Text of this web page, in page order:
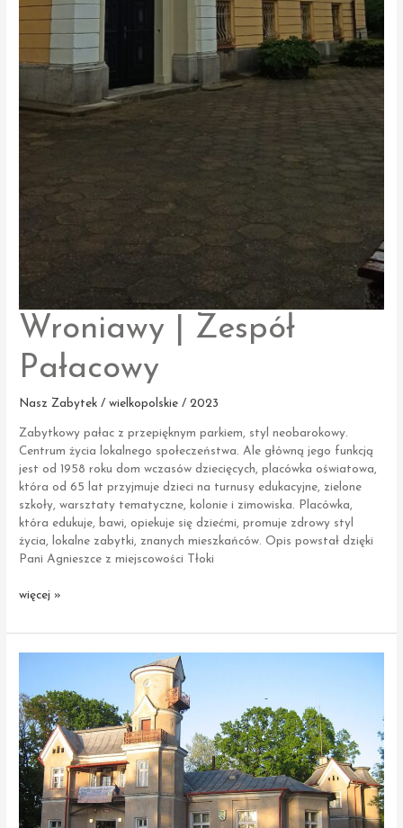
Wroniawy | Zespół
Pałacowy
Nasz Zabytek / wielkopolskie / 2023
Zabytkowy pałac z przepięknym parkiem, styl neobarokowy.
Centrum życia lokalnego społeczeństwa. Ale główną jego funkcją
jest od 1958 roku dom wczasów dziecięcych, placówka oświatowa,
która od 65 lat przyjmuje dzieci na turnusy edukacyjne, zielone
szkoły, warsztaty tematyczne, kolonie i zimowiska. Placówka,
która edukuje, bawi, opiekuje się dziećmi, promuje zdrowy styl
życia, lokalne zabytki, znanych mieszkańców. Opis powstał dzięki
Pani Agnieszce z miejscowości Tłoki
Wroniawy
Zespół
więcej »